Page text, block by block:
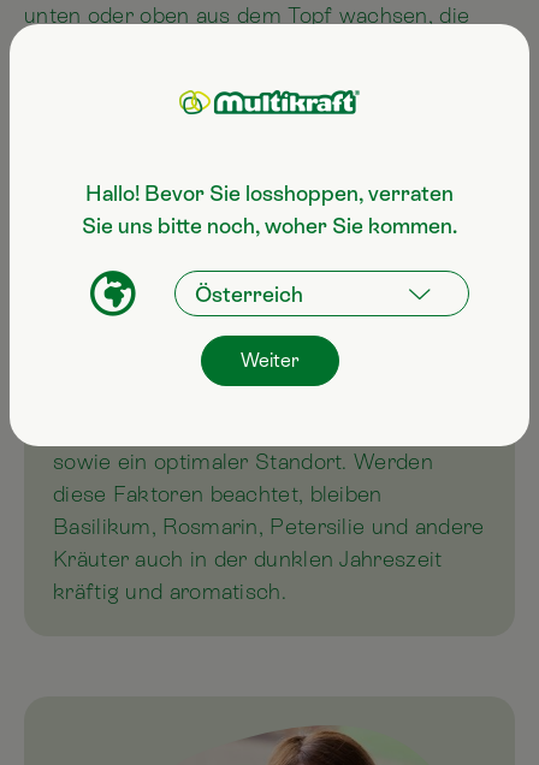
unten oder oben aus dem Topf wachsen, die
idealerweise im Frühjahr gemacht wird, sollte
Fazit:Mit einer angepassten Pflege lassen
sich Zimmerkräuter auch im Winter
problemlos erhalten. Entscheidend sind
sowie ein optimaler Standort. Werden
diese Faktoren beachtet, bleiben
Basilikum, Rosmarin, Petersilie und andere
Kräuter auch in der dunklen Jahreszeit
kräftig und aromatisch.
Hallo! Bevor Sie losshoppen, verraten
Sie uns bitte noch, woher Sie kommen.
Weiter